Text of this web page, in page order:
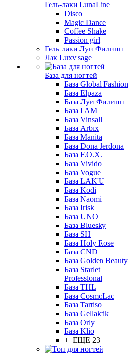
Гель-лаки LunaLine
Disco
Magic Dance
Coffee Shake
Passion girl
Гель-лаки Луи Филипп
Лак Luxvisage
База для ногтей
База Global Fashion
База Elpaza
База Луи Филипп
База I AM
База Vinsall
База Arbix
База Manita
База Dona Jerdona
База F.O.X.
База Vivido
База Vogue
База LAK'U
База Kodi
База Naomi
База Irisk
База UNO
База Bluesky
База SH
База Holy Rose
База CND
База Golden Beauty
База Starlet
Professional
База THL
База CosmoLac
База Tartiso
База Gellaktik
База Orly
База Klio
+ ЕЩЕ 23